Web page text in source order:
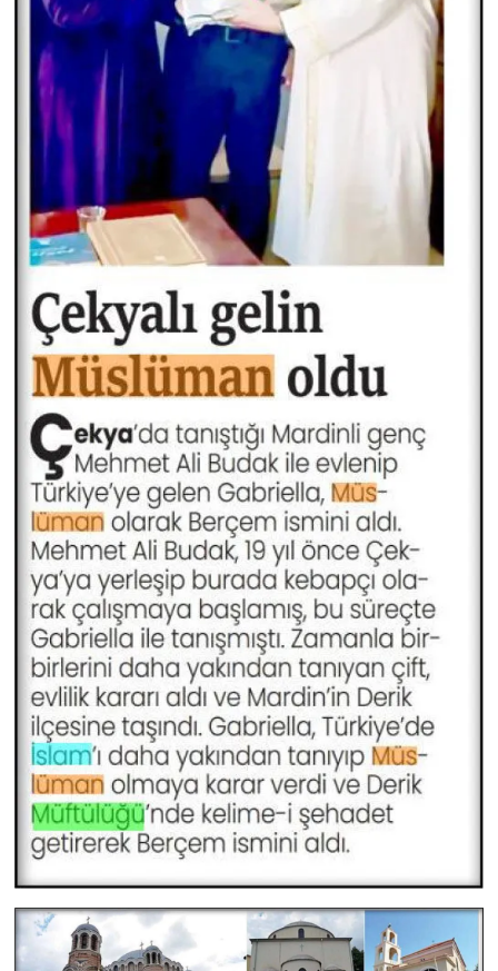
Ordu Müftülüğü
Osmaniye Müftülüğü
Rize Müftülüğü
Sakarya Müftülüğü
Samsun Müftülüğü
Siirt Müftülüğü
Sinop Müftülüğü
Sivas Müftülüğü
Şanlıurfa Müftülüğü
Şırnak Müftülüğü
Tekirdağ Müftülüğü
Tokat Müftülüğü
Trabzon Müftülüğü
Tunceli Müftülüğü
Uşak Müftülüğü
Yalova Müftülüğü